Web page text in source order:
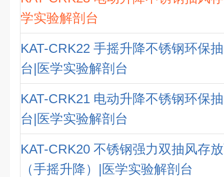
学实验解剖台
KAT-CRK22 手摇升降不锈钢环保
台|医学实验解剖台
KAT-CRK21 电动升降不锈钢环保
台|医学实验解剖台
KAT-CRK20 不锈钢强力双抽风存
（手摇升降）|医学实验解剖台